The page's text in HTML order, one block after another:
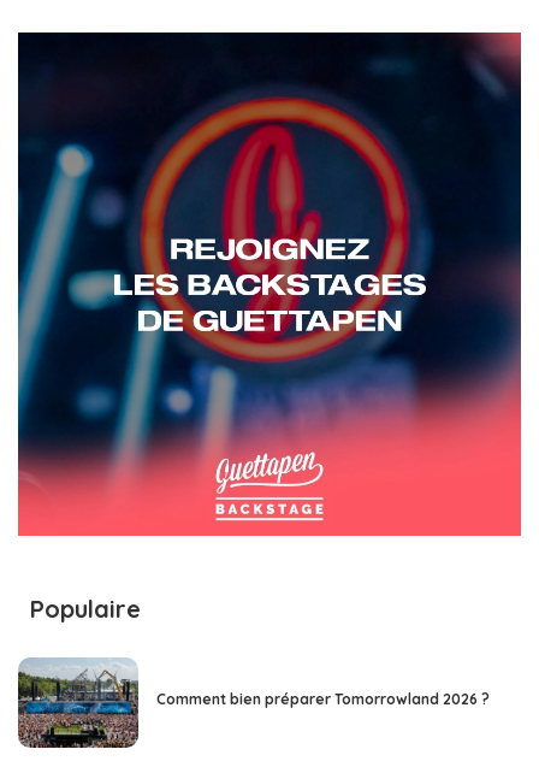
Populaire
Comment bien préparer Tomorrowland 2026 ?